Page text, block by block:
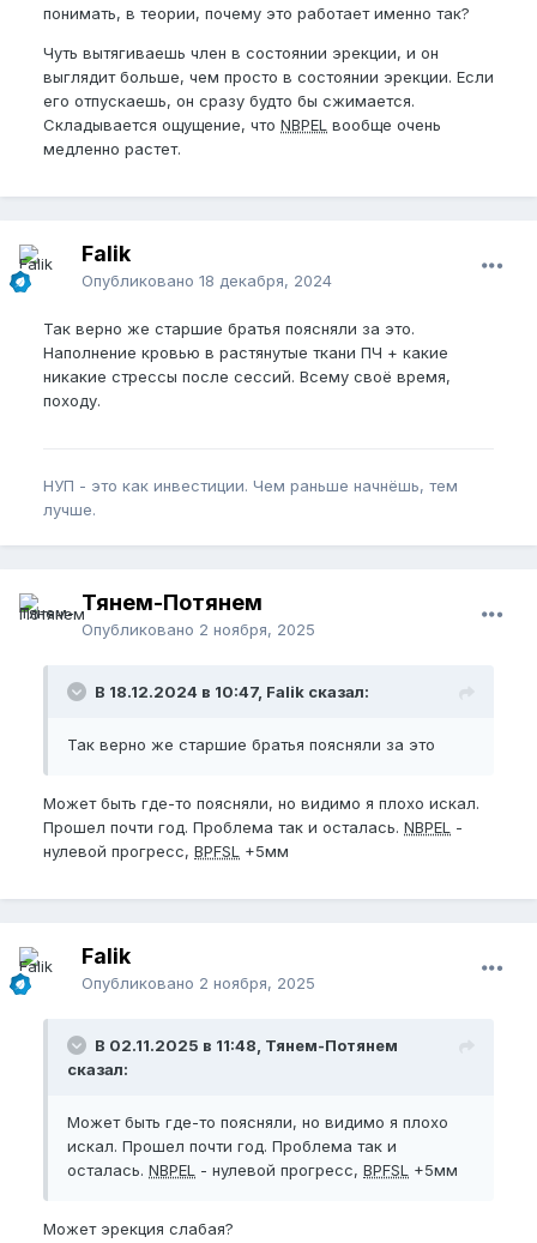
понимать, в теории, почему это работает именно так?
Чуть вытягиваешь член в состоянии эрекции, и он
выглядит больше, чем просто в состоянии эрекции. Если
его отпускаешь, он сразу будто бы сжимается.
Складывается ощущение, что NBPEL вообще очень
медленно растет.
Falik
Опубликовано 18 декабря, 2024
Так верно же старшие братья поясняли за это.
Наполнение кровью в растянутые ткани ПЧ + какие
никакие стрессы после сессий. Всему своё время,
походу.
НУП - это как инвестиции. Чем раньше начнёшь, тем
лучше.
Тянем-Потянем
Опубликовано 2 ноября, 2025
В 18.12.2024 в 10:47, Falik сказал:
Так верно же старшие братья поясняли за это
Может быть где-то поясняли, но видимо я плохо искал.
Прошел почти год. Проблема так и осталась. NBPEL
-
нулевой прогресс, BPFSL +5мм
Falik
Опубликовано 2 ноября, 2025
В 02.11.2025 в 11:48, Тянем-Потянем
сказал:
Может быть где-то поясняли, но видимо я плохо
искал. Прошел почти год. Проблема так и
осталась. NBPEL - нулевой прогресс, BPFSL +5мм
Может эрекция слабая?